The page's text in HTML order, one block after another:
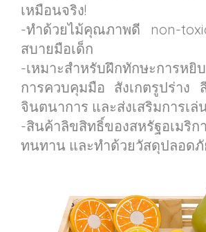
เหมือนจริง!
-ทำด้วยไม้คุณภาพดี non-
สบายมือเด็ก
-เหมาะสำหรับฝึกทักษะการห
การควบคุมมือ สังเกตรูปร่าง
จินตนาการ และส่งเสริมการเล่
-สินค้าลิขสิทธิ์ของสหรัฐอเ
ทนทาน และทำด้วยวัสดุปลอด